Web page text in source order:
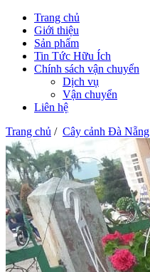
Trang chủ
Giới thiệu
Sản phẩm
Tin Tức Hữu Ích
Chính sách vận chuyển
Dịch vụ
Vận chuyển
Liên hệ
Trang chủ / Cây cảnh Đà Nẵng